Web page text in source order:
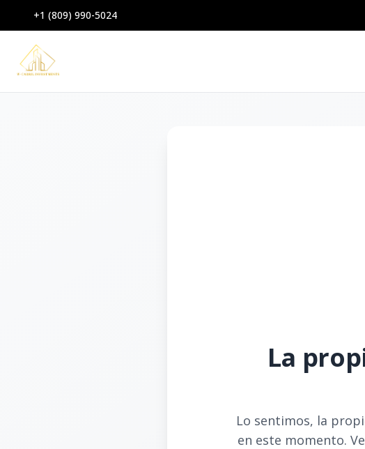
+1 (809) 990-5024
La
Lo sentimos, la
en este momento.